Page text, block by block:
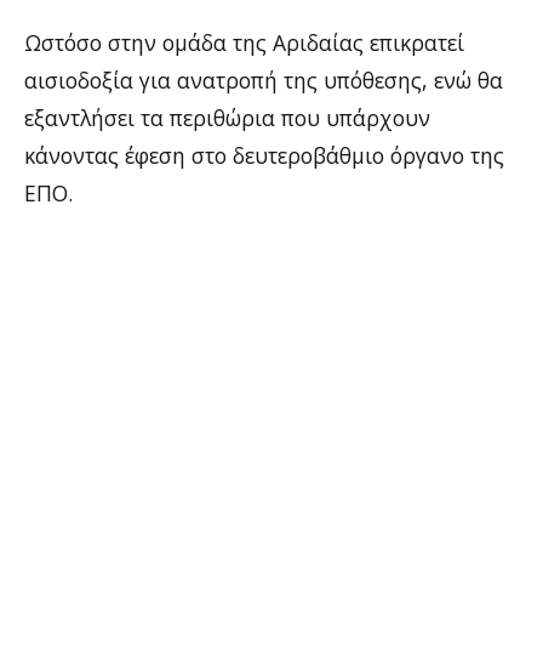
Ωστόσο στην ομάδα της Αριδαίας επικρατεί
αισιοδοξία για ανατροπή της υπόθεσης, ενώ θα
εξαντλήσει τα περιθώρια που υπάρχουν
κάνοντας έφεση στο δευτεροβάθμιο όργανο της
ΕΠΟ.